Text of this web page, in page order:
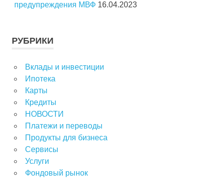
предупреждения МВФ 16.04.2023
РУБРИКИ
Вклады и инвестиции
Ипотека
Карты
Кредиты
НОВОСТИ
Платежи и переводы
Продукты для бизнеса
Сервисы
Услуги
Фондовый рынок